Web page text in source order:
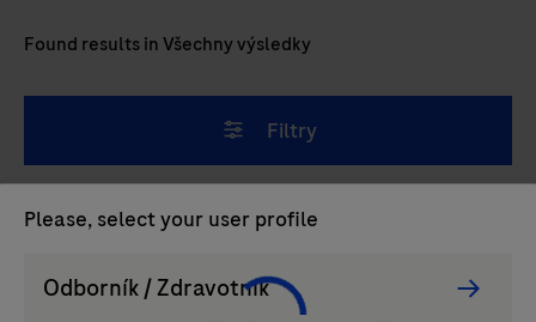
Found resultsinVšechny výsledky
Filtry
Please, select your user profile
Picker
Odborník / Zdravotník